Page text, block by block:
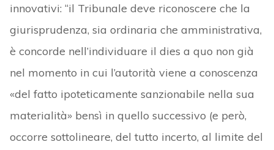
innovativi: “il Tribunale deve riconoscere che la
giurisprudenza, sia ordinaria che amministrativa,
è concorde nell’individuare il dies a quo non già
nel momento in cui l’autorità viene a conoscenza
«del fatto ipoteticamente sanzionabile nella sua
materialità» bensì in quello successivo (e però,
occorre sottolineare, del tutto incerto, al limite del